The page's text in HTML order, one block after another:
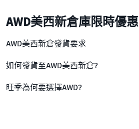
AWD美西新倉庫限時優惠
AWD美西新倉發貨要求
如何發貨至AWD美西新倉?
旺季為何要選擇AWD?